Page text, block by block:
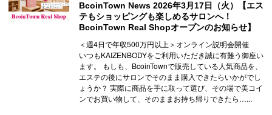
BcoinTown News 2026年3月17日（火）【エス
テもショッピングも楽しめるサロンへ！
BcoinTown Real Shopオープンのお知らせ】
＜週4日で年収500万円以上＞オンライン説明会開催
いつもKAIZENBODYをご利用いただき誠に有難う御座い
ます。 もしも、BcoinTownで販売している人気商品を、
エステの後にサロンでそのまま購入できたらいかがでし
ょうか？ 実際に商品を手に取って選び、その場で美コイ
ンでお買い物して、そのままお持ち帰りできたら…...